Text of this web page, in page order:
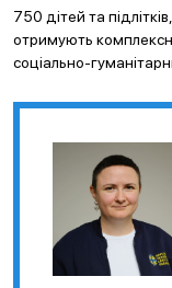
750 дітей та
отримують
соціально-